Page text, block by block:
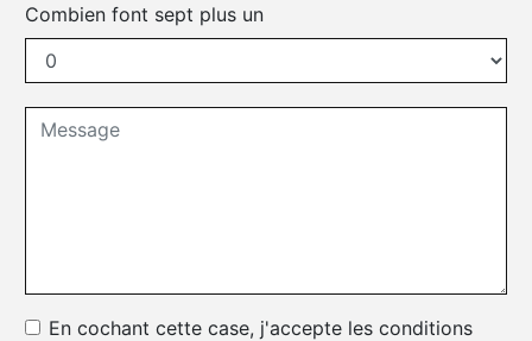
Combien font sept plus un
En cochant cette case, j'accepte les conditions